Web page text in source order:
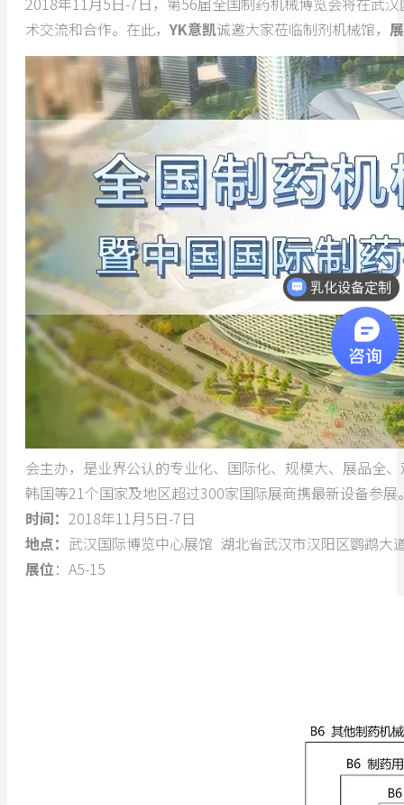
术交流和合作。在此，YK意凯诚邀大家莅临制剂机械馆，
会主办，是业界公认的专业化、国际化、规模大、展品全
韩国等21个国家及地区超过300家国际展商携最新设备参
时间： 2018年11月5日-7日
地点： 武汉国际博览中心展馆 湖北省武汉市汉阳区鹦鹉大
展位：A5-15
乳化设备定制
热线电话：18068296512